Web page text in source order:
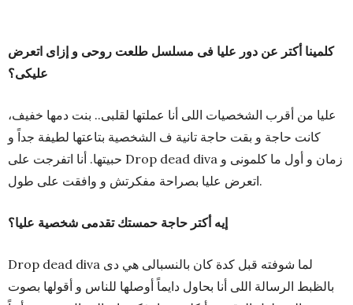
كلمينا أكتر عن دور عليا فى مسلسل طلعت روحى و إزاى اتعرض
عليكى؟
عليا من أقرب الشخصيات اللى أنا عملتها لقلبى.. بنت دمها خفيف،
كانت حاجة و بقت حاجة تانية ف الشخصية بتاعتها لطيفة جداً و
حبيتها. أنا اتفرجت على Drop dead diva زمان و أول ما كلمونى و
اتعرض عليا بصراحة مفكرتش و وافقت على طول.
إيه أكتر حاجة حمستك تقدمى شخصية عليا؟
Drop dead diva لما شوفته قبل كدة كان بالنسبالى هي دى
بالظبط الرسالة اللى أنا بحاول دايماً أوصلها للناس و أقولها بصوت